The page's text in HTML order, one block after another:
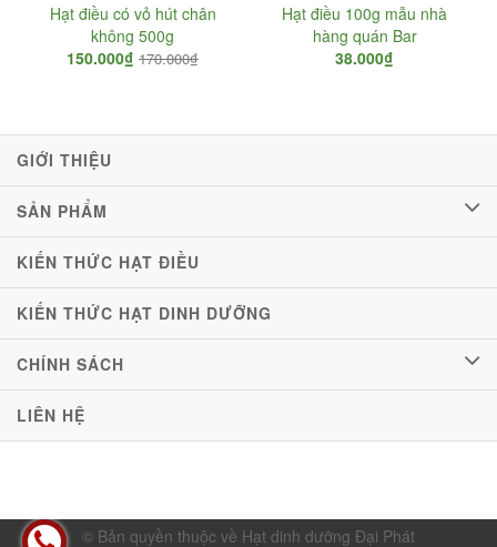
Hạt điều có vỏ hút chân
không 500g
150.000₫ 170.000₫
Hạt điều 100g mẫu nhà
hàng quán Bar
38.000₫
GIỚI THIỆU
SẢN PHẨM
KIẾN THỨC HẠT ĐIỀU
KIẾN THỨC HẠT DINH DƯỠNG
CHÍNH SÁCH
LIÊN HỆ
© Bản quyền thuộc về Hạt dinh dưỡng Đại Phát